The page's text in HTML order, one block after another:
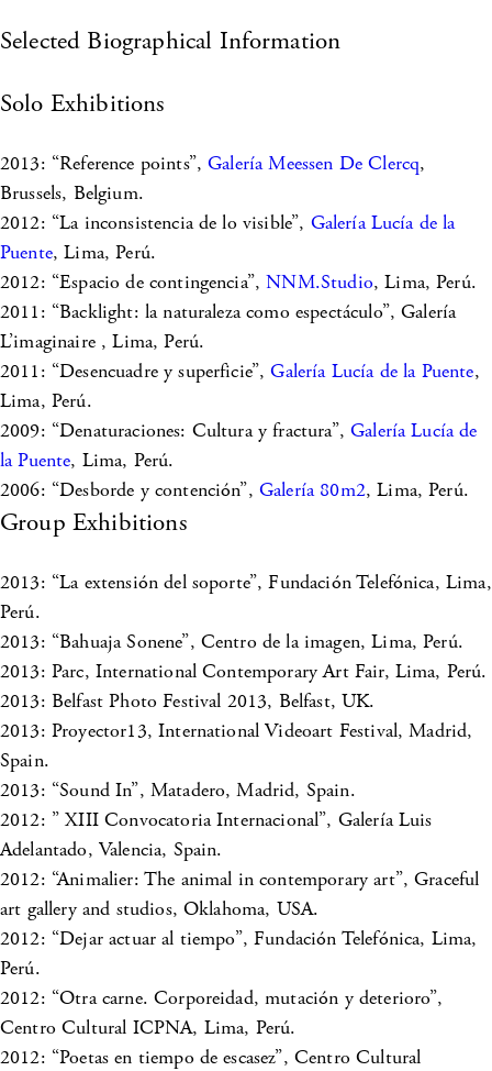
Selected Biographical Information
Solo Exhibitions
2013: “Reference points”,Galería Meessen De Clercq,
Brussels, Belgium.
2012: “La inconsistencia de lo visible”, Galería Lucía de la
Puente, Lima, Perú.
2012: “Espacio de contingencia”,NNM.Studio, Lima, Perú.
2011: “Backlight: la naturaleza como espectáculo”, Galería
L’imaginaire , Lima, Perú.
2011: “Desencuadre y superficie”,Galería Lucía de la Puente,
Lima, Perú.
2009: “Denaturaciones: Cultura y fractura”,Galería Lucía de
la Puente, Lima, Perú.
2006: “Desborde y contención”, Galería 80m2, Lima, Perú.
Group Exhibitions
2013: “La extensión del soporte”, Fundación Telefónica, Lima,
Perú.
2013: “Bahuaja Sonene”, Centro de la imagen, Lima, Perú.
2013: Parc, International Contemporary Art Fair, Lima, Perú.
2013: Belfast Photo Festival 2013, Belfast, UK.
2013: Proyector13, International Videoart Festival, Madrid,
Spain.
2013: “Sound In”, Matadero, Madrid, Spain.
2012: ” XIII Convocatoria Internacional”, Galería Luis
Adelantado, Valencia, Spain.
2012: “Animalier: The animal in contemporary art”, Graceful
art gallery and studios, Oklahoma, USA.
2012: “Dejar actuar al tiempo”, Fundación Telefónica, Lima,
Perú.
2012: “Otra carne. Corporeidad, mutación y deterioro”,
Centro Cultural ICPNA, Lima, Perú.
2012: “Poetas en tiempo de escasez”, Centro Cultural